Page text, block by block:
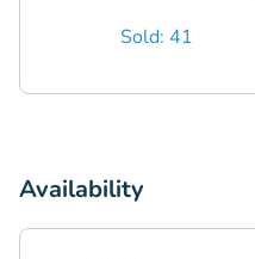
Sold: 41
Availability